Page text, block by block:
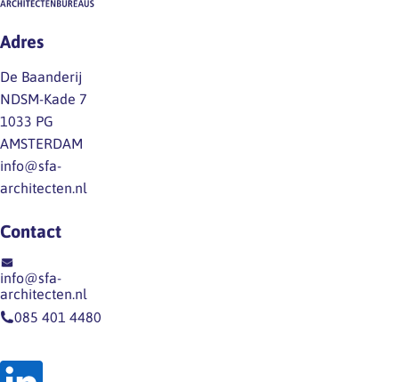
Adres
De Baanderij
NDSM-Kade 7
1033 PG
AMSTERDAM
info@sfa-
architecten.nl
Contact
info@sfa-
architecten.nl
085 401 4480